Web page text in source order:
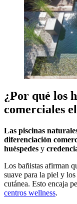
¿Por qué los
comerciales
Las piscinas
diferenciación
huéspedes y
Los bañistas afirman
suave para la piel y
cutánea. Esto encaja
centros wellness.